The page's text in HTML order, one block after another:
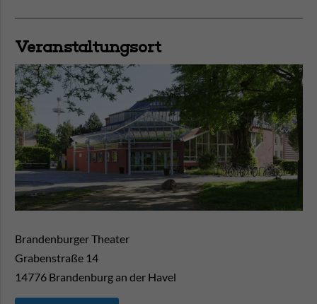
Veranstaltungsort
Brandenburger Theater
Grabenstraße 14
14776 Brandenburg an der Havel